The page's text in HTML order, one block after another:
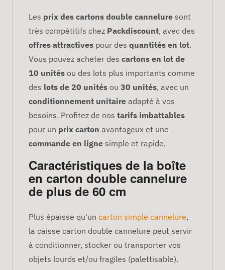
Les prix des cartons double cannelure sont
très compétitifs chez Packdiscount, avec des
offres attractives pour des quantités en lot.
Vous pouvez acheter des cartons en lot de
10 unités ou des lots plus importants comme
des lots de 20 unités ou 30 unités, avec un
conditionnement unitaire adapté à vos
besoins. Profitez de nos tarifs imbattables
pour un prix carton avantageux et une
commande en ligne simple et rapide.
Caractéristiques de la boîte
en carton double cannelure
de plus de 60 cm
Plus épaisse qu'un carton simple cannelure,
la caisse carton double cannelure peut servir
à conditionner, stocker ou transporter vos
objets lourds et/ou fragiles (palettisable).